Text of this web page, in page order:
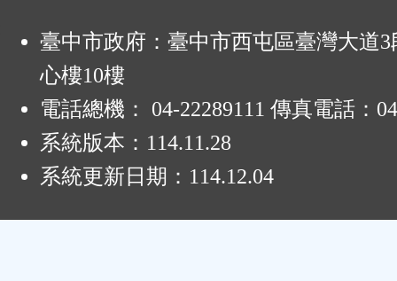
臺中市政府：臺中市西屯區臺灣大道3
心樓10樓
電話總機： 04-22289111 傳真電話：
系統版本： 114.11.28
系統更新日期： 114.12.04